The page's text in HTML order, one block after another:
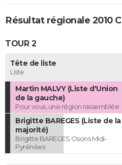
Résultat régionale 2010
TOUR 2
Tête de liste
Liste
Martin MALVY (Liste d'Union
de la gauche)
Pour vous, une région rassemblée
Brigitte BAREGES (Liste de la
majorité)
Brigitte BAREGES Osons Midi-
Pyrénées